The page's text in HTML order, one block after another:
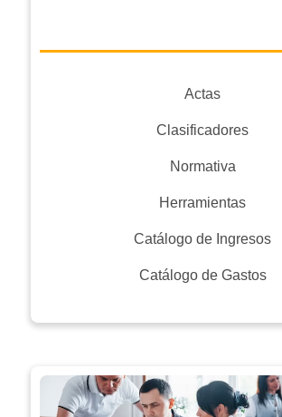
Actas
Clasificadores
Normativa
Herramientas
Catálogo de Ingresos
Catálogo de Gastos